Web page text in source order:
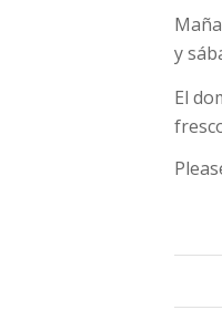
y
El